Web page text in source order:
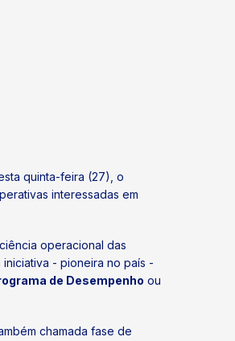
quinta-feira (27), o
interessadas em
operacional das
- pioneira no país -
de Desempenho ou
chamada fase de